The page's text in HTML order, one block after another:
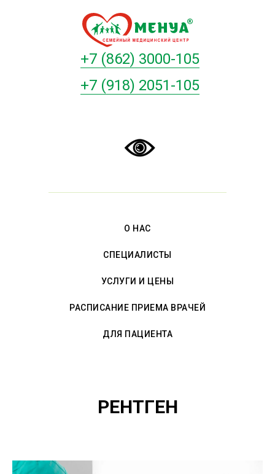
+7 (862) 3000-105
+7 (918) 2051-105
О НАС
СПЕЦИАЛИСТЫ
УСЛУГИ И ЦЕНЫ
РАСПИСАНИЕ ПРИЕМА ВРАЧЕЙ
ДЛЯ ПАЦИЕНТА
РЕНТГЕН